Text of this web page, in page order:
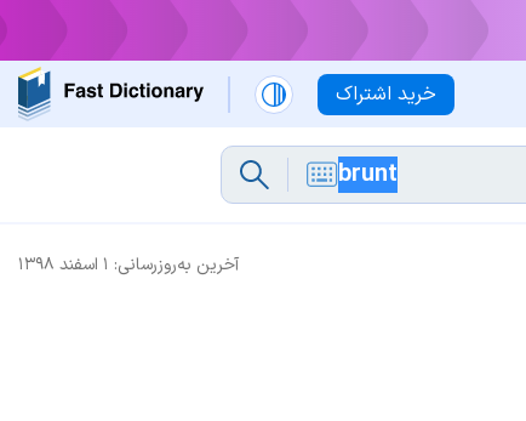
خرید اشتراک
آخرین به‌روزرسانی: ۱ اسفند ۱۳۹۸